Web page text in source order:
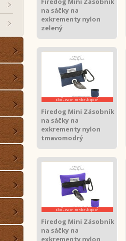
na sáčky na
exkrementy nylon
zelený
dočasne nedostupné
Firedog Mini Zásobník
na sáčky na
exkrementy nylon
tmavomodrý
dočasne nedostupné
Firedog Mini Zásobník
na sáčky na
exkrementy nylon